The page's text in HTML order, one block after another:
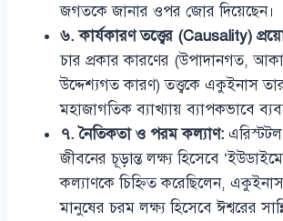
জগতকে জানার ওপর জোর দিয়েছেন।
৬. কার্যকারণ তত্ত্বের (Causality)
চার প্রকার কারণের (উপাদানগত,
উদ্দেশ্যগত কারণ) তত্ত্বকে একুইনাস তার
মহাজাগতিক ব্যাখ্যায় ব্যাপকভাবে
৭. নৈতিকতা ও পরম কল্যাণ:
জীবনের চূড়ান্ত লক্ষ্য হিসেবে
কল্যাণকে চিহ্নিত করেছিলেন,
মানুষের চরম লক্ষ্য হিসেবে ঈশ্বরের